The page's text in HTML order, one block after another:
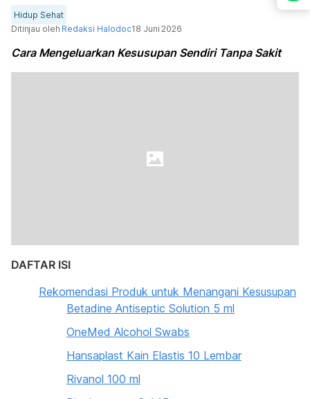
Hidup Sehat
Ditinjau oleh Redaksi Halodoc18 Juni 2026
Cara Mengeluarkan Kesusupan Sendiri Tanpa Sakit
DAFTAR ISI
Rekomendasi Produk untuk Menangani Kesusupan
Betadine Antiseptic Solution 5 ml
OneMed Alcohol Swabs
Hansaplast Kain Elastis 10 Lembar
Rivanol 100 ml